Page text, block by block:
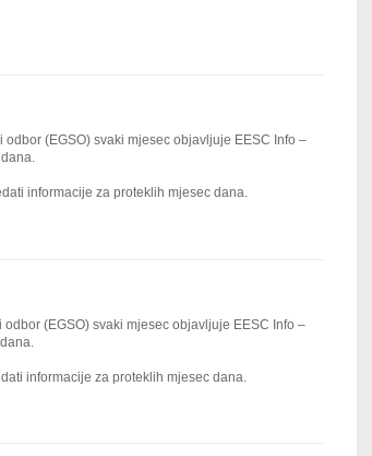
(EGSO) svaki mjesec objavljuje EESC Info –
informacije za proteklih mjesec dana.
(EGSO) svaki mjesec objavljuje EESC Info –
informacije za proteklih mjesec dana.